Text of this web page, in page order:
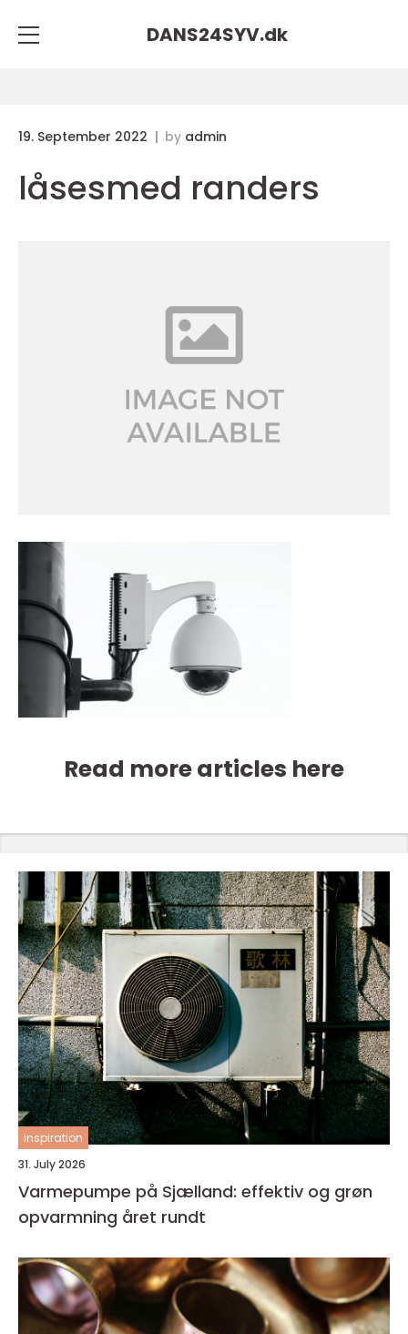
DANS24SYV.dk
19. September 2022 by admin
låsesmed randers
Read more articles here
inspiration
31. July 2026
Varmepumpe på Sjælland: effektiv og grøn
opvarmning året rundt